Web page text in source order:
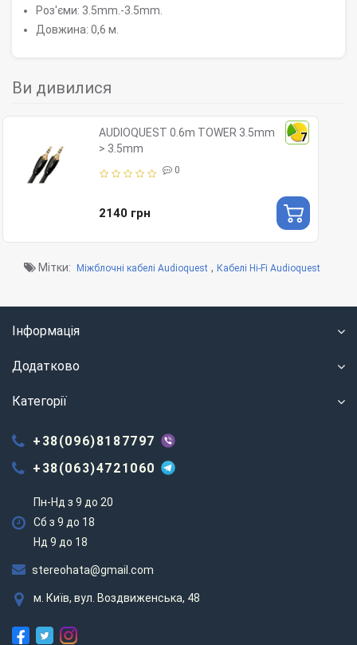
Роз'єми: 3.5mm.-3.5mm.
Довжина: 0,6 м.
Ви дивилися
7
AUDIOQUEST 0.6m TOWER 3.5mm
> 3.5mm
0
2140 грн
Мітки: Міжблочні кабелі Audioquest , Кабелі Hi-Fi Audioquest
Інформація
Додатково
Категорії
+38(096)8187797
+38(063)4721060
Пн-Нд з 9 до 20
Сб з 9 до 18
Нд 9 до 18
stereohata@gmail.com
м. Київ, вул. Воздвиженська, 48